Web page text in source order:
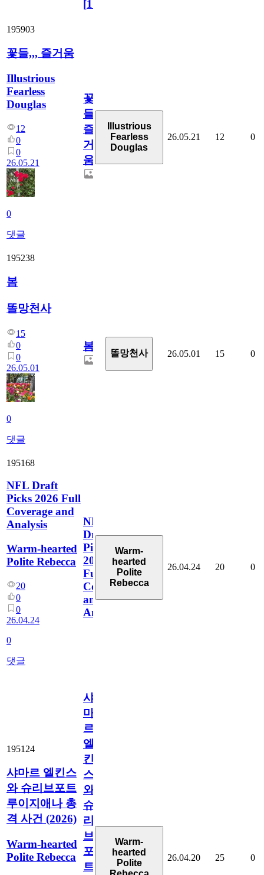
[110
195903
꽃들,,, 즐거움
Illustrious
Fearless
Douglas
12
0
0
26.05.21
0
댓글
꽃
들,,,
즐
거
움
Illustrious
Fearless
Douglas
26.05.21 12 0
195238
봄
똘망천사
15
0
0
26.05.01
0
댓글
봄
똘망천사 26.05.01 15 0
195168
NFL Draft
Picks 2026 Full
Coverage and
Analysis
Warm-hearted
Polite Rebecca
20
0
0
26.04.24
0
댓글
NFL
Draft
Picks
2026
Full
Coverage
and
Analysis
Warm-
hearted
Polite
Rebecca
26.04.24 20 0
195124
샤마르 엘킨스
와 슈리브포트
루이지애나 총
격 사건 (2026)
Warm-hearted
Polite Rebecca
샤
마
르
엘
킨
스
와
슈
리
브
포
트
Warm-
hearted
Polite
26.04.20 25 0